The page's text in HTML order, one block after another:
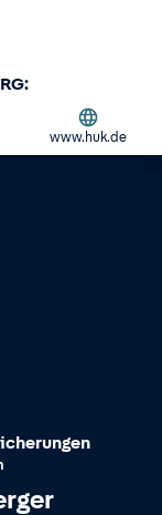
www.huk.de